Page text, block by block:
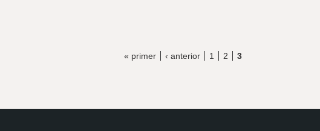
« primer ‹ anterior 1 2 3